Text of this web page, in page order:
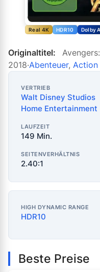
Real 4K HDR10 Dolby
Originaltitel:
2018·Abenteuer, Action
VERTRIEB
Walt Disney Studios
Home Entertainment
LAUFZEIT
149 Min.
SEITENVERHÄLTNIS
2.40:1
HIGH DYNAMIC RANGE
HDR10
Beste Preise